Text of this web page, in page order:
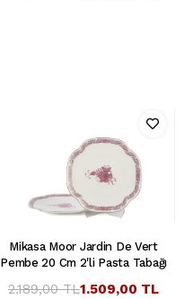
Mikasa Moor Jardin De Vert
Pembe 20 Cm 2'li Pasta Tabağı
1.509,00 TL
2.189,00 TL